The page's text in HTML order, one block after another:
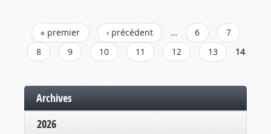
PAGES
« premier ‹ précédent … 6
7
8
9 10 11 12 13 14
Archives
2026